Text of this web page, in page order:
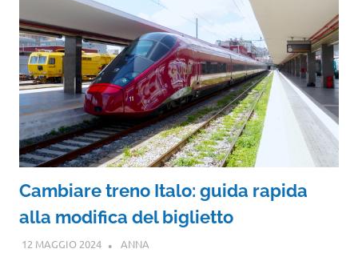
Cambiare treno Italo: guida rapida
alla modifica del biglietto
12 MAGGIO 2024 ANNA